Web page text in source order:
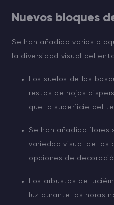
Nuevos bloques
Se han añadido varios
la diversidad visual del
Los suelos de los
restos de hojas
que la superficie del
Se han añadido flores
variedad visual de los
opciones de
Los arbustos de
luz durante las horas